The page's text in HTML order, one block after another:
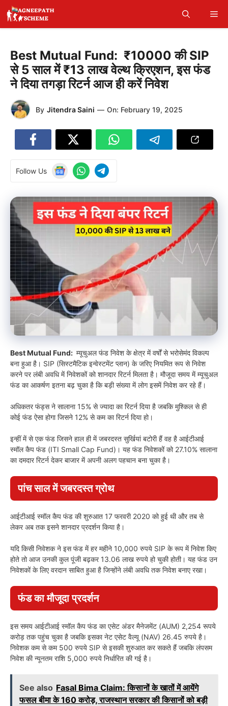
Skip
content
Best Mutual Fund: ₹10000 की SIP
से 5 साल में ₹13 लाख वेल्थ क्रिएशन, इस फंड
ने दिया तगड़ा रिटर्न आज ही करें निवेश
By Jitendra Saini — On: February 19, 2025
Follow Us
Best Mutual Fund: म्यूचुअल फंड निवेश के क्षेत्र में वर्षों से भरोसेमंद विकल्प
बना हुआ है। SIP (सिस्टमैटिक इन्वेस्टमेंट प्लान) के जरिए नियमित रूप से निवेश
करने पर लंबी अवधि में निवेशकों को शानदार रिटर्न मिलता है। मौजूदा समय में म्यूचुअल
फंड का आकर्षण इतना बढ़ चुका है कि बड़ी संख्या में लोग इसमें निवेश कर रहे हैं।
अधिकतर फंड्स ने सालाना 15% से ज्यादा का रिटर्न दिया है जबकि मुश्किल से ही
कोई फंड ऐसा होगा जिसने 12% से कम का रिटर्न दिया हो।
इन्हीं में से एक फंड जिसने हाल ही में जबरदस्त सुर्खियां बटोरी हैं वह है आईटीआई
स्मॉल कैप फंड (ITI Small Cap Fund)। यह फंड निवेशकों को 27.10% सालाना
का दमदार रिटर्न देकर बाजार में अपनी अलग पहचान बना चुका है।
पांच साल में जबरदस्त ग्रोथ
आईटीआई स्मॉल कैप फंड की शुरुआत 17 फरवरी 2020 को हुई थी और तब से
लेकर अब तक इसने शानदार प्रदर्शन किया है।
यदि किसी निवेशक ने इस फंड में हर महीने 10,000 रुपये SIP के रूप में निवेश किए
होते तो आज उनकी कुल पूंजी बढ़कर 13.06 लाख रुपये हो चुकी होती। यह फंड उन
निवेशकों के लिए वरदान साबित हुआ है जिन्होंने लंबी अवधि तक निवेश बनाए रखा।
फंड का मौजूदा प्रदर्शन
इस समय आईटीआई स्मॉल कैप फंड का एसेट अंडर मैनेजमेंट (AUM) 2,254 रूपये
करोड़ तक पहुंच चुका है जबकि इसका नेट एसेट वैल्यू (NAV) 26.45 रुपये है।
निवेशक कम से कम 500 रुपये SIP से इसकी शुरुआत कर सकते हैं जबकि लंपसम
निवेश की न्यूनतम राशि 5,000 रुपये निर्धारित की गई है।
See also Fasal Bima Claim: किसानों के खातों में आयेंगे
फसल बीमा के 160 करोड़, राजस्थान सरकार की किसानों को बड़ी